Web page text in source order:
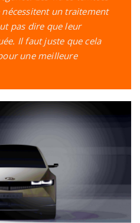
un traitement
pas dire que leur
Il faut juste que cela
une meilleure